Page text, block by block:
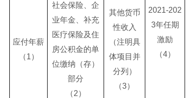
2021-202
3年任期
激励
（4）
应付年薪
（1）
社会保险、企
业年金、补充
医疗保险及住
房公积金的单
位缴纳（存）
部分
（2）
其他货币
性收入
（注明具
体项目并
分列）
（3）